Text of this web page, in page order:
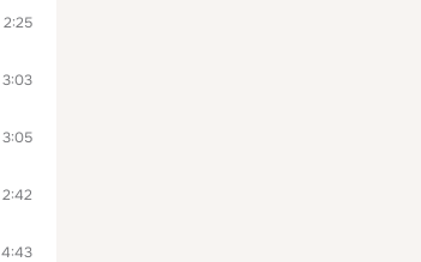
2:25
3:03
3:05
2:42
4:43